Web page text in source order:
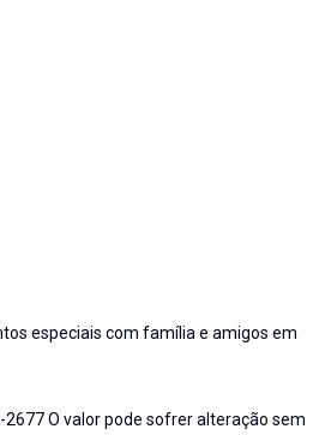
especiais com família e amigos em
O valor pode sofrer alteração sem